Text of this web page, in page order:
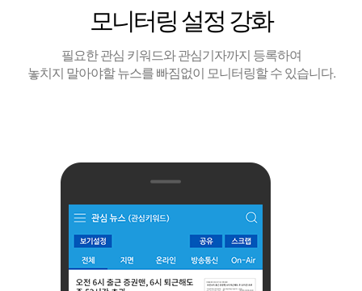
모니터링 설정 강화
필요한 관심 키워드와 관심기자까지 등록하여
놓치지 말아야할 뉴스를 빠짐없이 모니터링할 수 있습니다.